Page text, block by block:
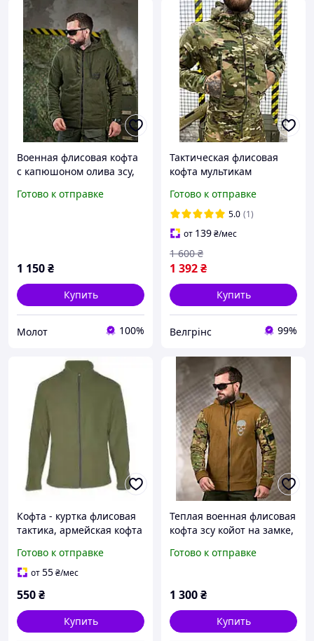
Военная флисовая кофта
с капюшоном олива зсу,
флисе, Армейская флиска
Готово к отправке
1 150₴
Купить
Молот 100%
Тактическая флисовая
кофта мультикам
кофта на флисе
армейская теплая кофта с
капюшоном
Готово к отправке
5.0 (1)
от 139₴/мес
1 392₴
1 600 ₴
Купить
Велгрінс 99%
Кофта - куртка флисовая
тактика, армейская кофта
производителя Ярослав
Готово к отправке
от55₴/мес
550₴
Купить
Теплая военная флисовая
кофта зсу койот на замке,
теплая армейская флиска
Готово к отправке
1 300₴
Купить